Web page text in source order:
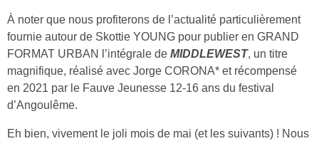
À noter que nous profiterons de l’actualité particulièrement
fournie autour de Skottie YOUNG pour publier en GRAND
FORMAT URBAN l’intégrale de MIDDLEWEST, un titre
magnifique, réalisé avec Jorge CORONA* et récompensé
en 2021 par le Fauve Jeunesse 12-16 ans du festival
d’Angoulême.
Eh bien, vivement le joli mois de mai (et les suivants) ! Nous